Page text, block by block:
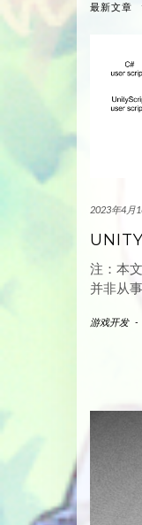
最新文章
2023年4月
注：本
并非从
游戏开发 -